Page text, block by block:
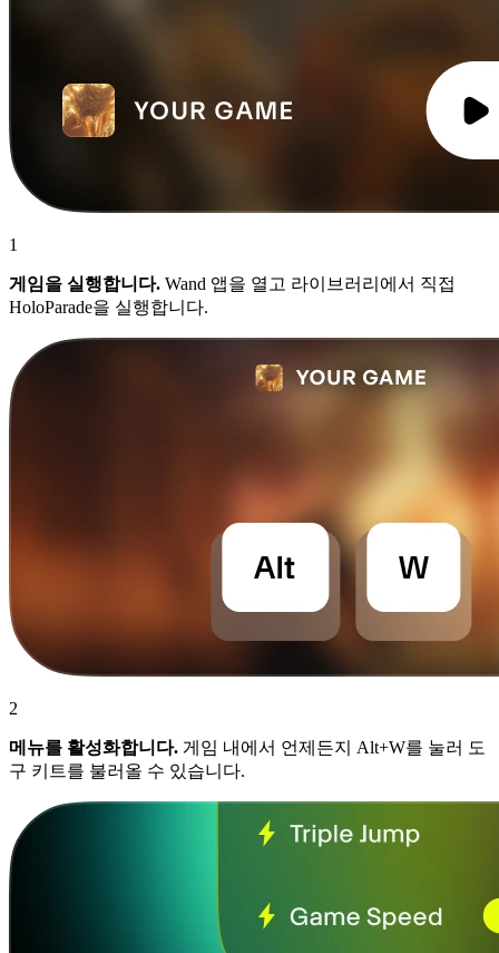
1
게임을 실행합니다. Wand 앱을 열고 라이브러리에서 직접
HoloParade을 실행합니다.
2
메뉴를 활성화합니다. 게임 내에서 언제든지 Alt+W를 눌러 도
구 키트를 불러올 수 있습니다.